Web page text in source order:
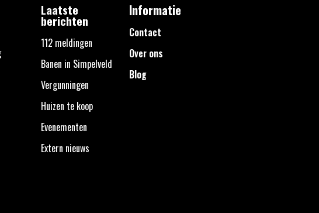
Laatste
berichten
112 meldingen
Banen in Simpelveld
Vergunningen
Huizen te koop
Evenementen
Extern nieuws
Informatie
Contact
Over ons
Blog